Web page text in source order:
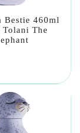
Bestie 460ml
Tolani The